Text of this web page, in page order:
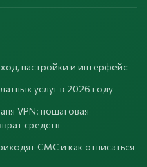
настройки и интерфейс
услуг в 2026 году
VPN: пошаговая
средств
СМС и как отписаться